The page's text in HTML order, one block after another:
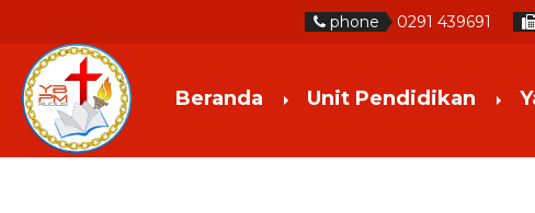
phone 0291 439691
Beranda Unit Pendidikan